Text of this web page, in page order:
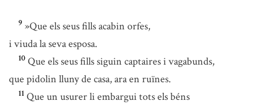
9 »Que els seus fills acabin orfes,
i viuda la seva esposa.
10 Que els seus fills siguin captaires i vagabunds,
que pidolin lluny de casa, ara en ruïnes.
11 Que un usurer li embargui tots els béns